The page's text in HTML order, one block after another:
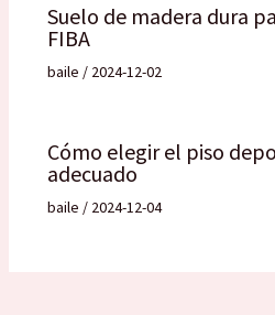
Suelo de madera dura
FIBA
baile / 2024-12-02
Cómo elegir el piso
adecuado
baile / 2024-12-04